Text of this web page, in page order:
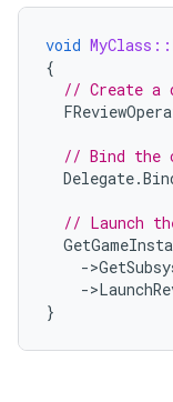
void
{
// Create a
// Bind the
Delegate.
// Launch
->
->
}